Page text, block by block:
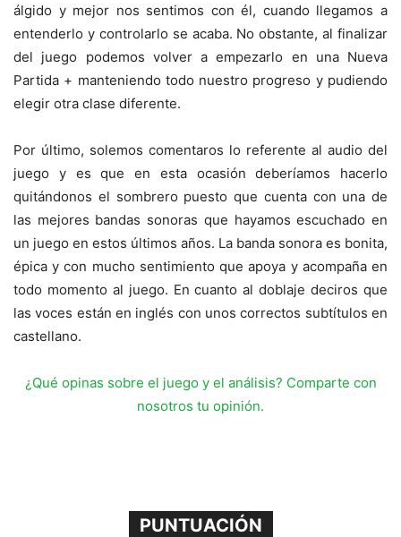
álgido y mejor nos sentimos con él, cuando llegamos a
entenderlo y controlarlo se acaba. No obstante, al finalizar
del juego podemos volver a empezarlo en una Nueva
Partida + manteniendo todo nuestro progreso y pudiendo
elegir otra clase diferente.
Por último, solemos comentaros lo referente al audio del
juego y es que en esta ocasión deberíamos hacerlo
quitándonos el sombrero puesto que cuenta con una de
las mejores bandas sonoras que hayamos escuchado en
un juego en estos últimos años. La banda sonora es bonita,
épica y con mucho sentimiento que apoya y acompaña en
todo momento al juego. En cuanto al doblaje deciros que
las voces están en inglés con unos correctos subtítulos en
castellano.
¿Qué opinas sobre el juego y el análisis? Comparte con
nosotros tu opinión.
PUNTUACIÓN